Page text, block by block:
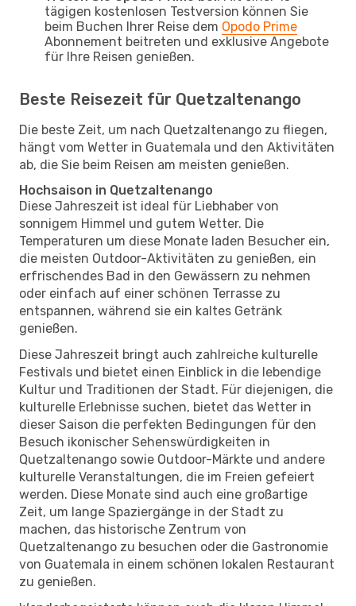
tägigen kostenlosen Testversion können Sie
beim Buchen Ihrer Reise dem Opodo Prime
Abonnement beitreten und exklusive Angebote
für Ihre Reisen genießen.
Beste Reisezeit für Quetzaltenango
Die beste Zeit, um nach Quetzaltenango zu fliegen,
hängt vom Wetter in Guatemala und den Aktivitäten
ab, die Sie beim Reisen am meisten genießen.
Hochsaison in Quetzaltenango
Diese Jahreszeit ist ideal für Liebhaber von
sonnigem Himmel und gutem Wetter. Die
Temperaturen um diese Monate laden Besucher ein,
die meisten Outdoor-Aktivitäten zu genießen, ein
erfrischendes Bad in den Gewässern zu nehmen
oder einfach auf einer schönen Terrasse zu
entspannen, während sie ein kaltes Getränk
genießen.
Diese Jahreszeit bringt auch zahlreiche kulturelle
Festivals und bietet einen Einblick in die lebendige
Kultur und Traditionen der Stadt. Für diejenigen, die
kulturelle Erlebnisse suchen, bietet das Wetter in
dieser Saison die perfekten Bedingungen für den
Besuch ikonischer Sehenswürdigkeiten in
Quetzaltenango sowie Outdoor-Märkte und andere
kulturelle Veranstaltungen, die im Freien gefeiert
werden. Diese Monate sind auch eine großartige
Zeit, um lange Spaziergänge in der Stadt zu
machen, das historische Zentrum von
Quetzaltenango zu besuchen oder die Gastronomie
von Guatemala in einem schönen lokalen Restaurant
zu genießen.